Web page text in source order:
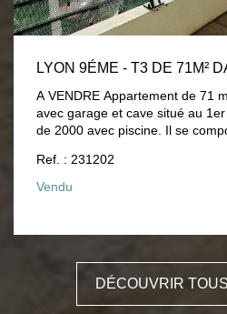
A VENDRE Appartement de 71 m² avec balcon de 7m²
avec garage et cave situé au
de 2000 avec piscine. Il se compose d'une belle entrée
avec baie vitrée donnant sur le
une cuisine aménagée, 2
charges mensuelles Taxe
Ref. : 231202
Vendu
DÉCOUVRIR